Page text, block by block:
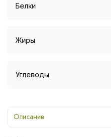
Белки
Жиры
Углеводы
Описание